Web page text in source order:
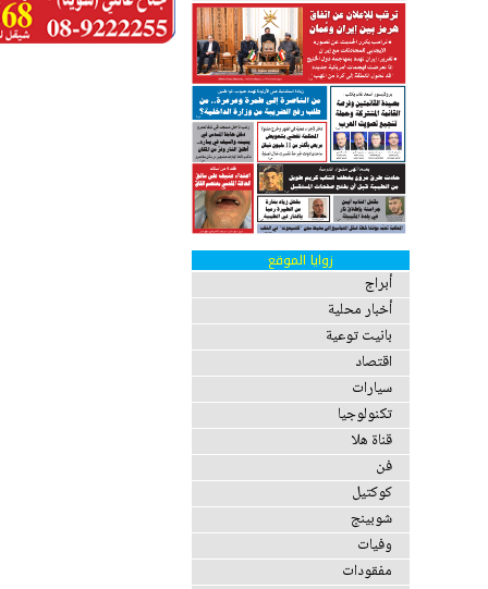
زوايا الموقع
أبراج
أخبار محلية
بانيت توعية
اقتصاد
سيارات
تكنولوجيا
قناة هلا
فن
كوكتيل
شوبينج
وفيات
مفقودات